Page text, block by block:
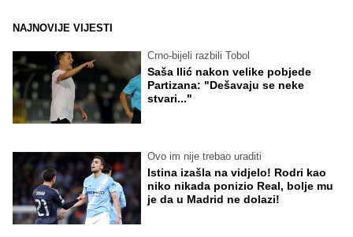
NAJNOVIJE VIJESTI
Crno-bijeli razbili Tobol
Saša Ilić nakon velike pobjede
Partizana: "Dešavaju se neke
stvari..."
Ovo im nije trebao uraditi
Istina izašla na vidjelo! Rodri kao
niko nikada ponizio Real, bolje mu
je da u Madrid ne dolazi!